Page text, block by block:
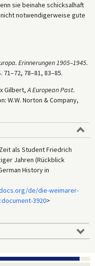
sie beinahe schicksalhaft
notwendigerweise gute
Erinnerungen 1905–1945.
78–81, 83–85.
Gilbert,A European Past.
W.W. Norton & Company,
als Student Friedrich
Jahren (Rückblick
History in
de/die-weimarer-
3920>